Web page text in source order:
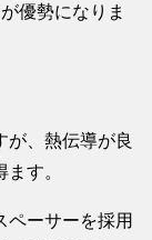
優勢になりま
が、熱伝導が良
す。
ペーサーを採用